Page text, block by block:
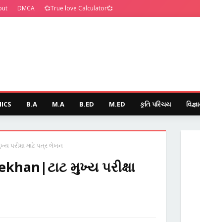
DMCA 💞True love Calculator💞
B.A M.A B.ED M.ED કૃતિ પરિચય
પરીક્ષા માટે પત્ર લેખન
મુખ્ય પરીક્ષા